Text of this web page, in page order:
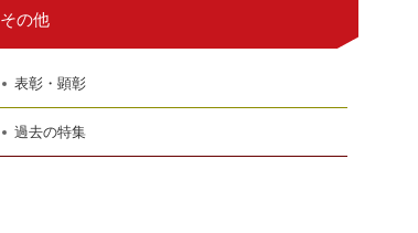
その他
表彰・顕彰
過去の特集